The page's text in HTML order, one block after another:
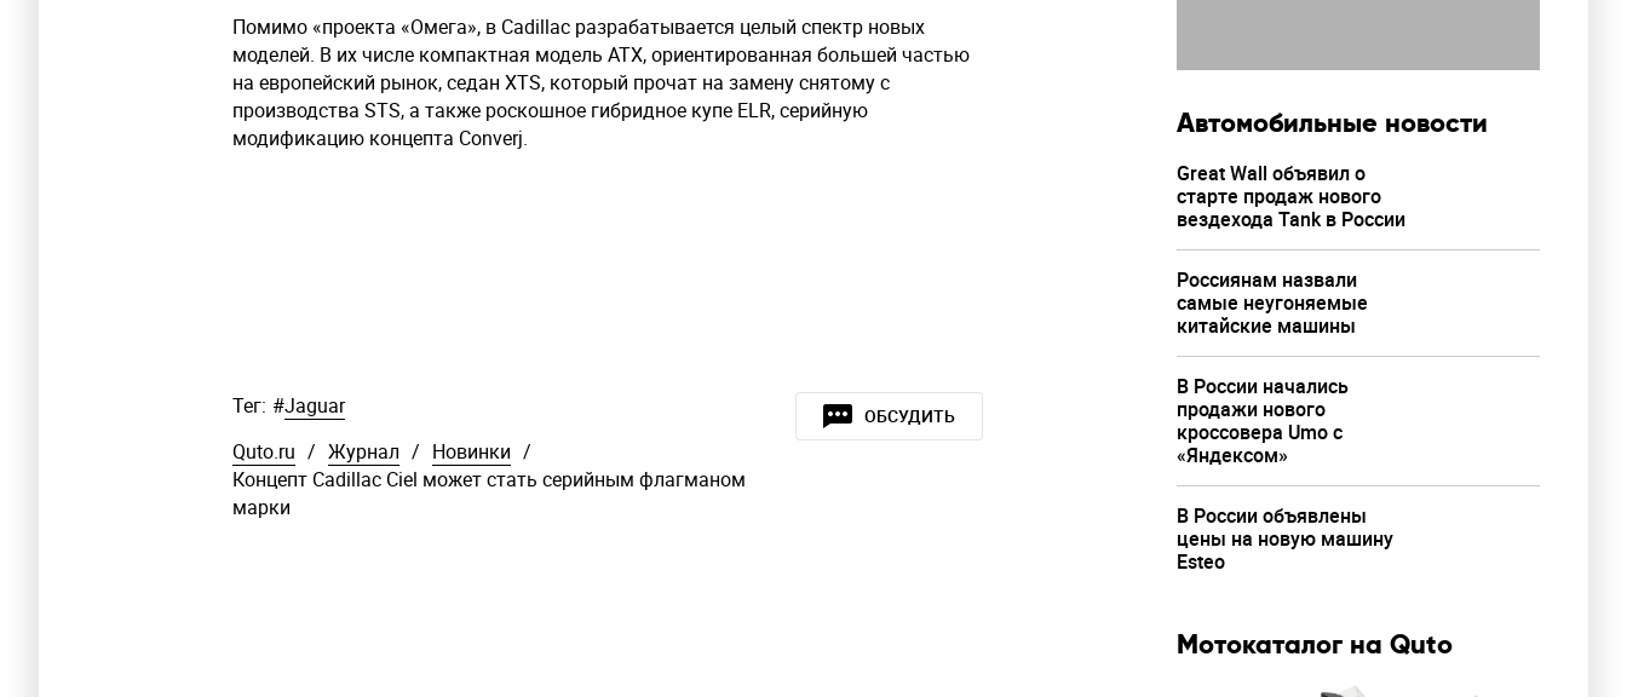
Помимо «проекта «Омега», в Cadillac разрабатывается целый спектр новых
моделей. В их числе компактная модель ATX, ориентированная большей частью
на европейский рынок, седан XTS, который прочат на замену снятому с
производства STS, а также роскошное гибридное купе ELR, серийную
модификацию концепта Converj.
ОБСУДИТЬ
Тег: #Jaguar
Quto.ru / Журнал / Новинки /
Концепт Cadillac Ciel может стать серийным флагманом
марки
Автомобильные новости
Great Wall объявил о
старте продаж нового
вездехода Tank в России
Россиянам назвали
самые неугоняемые
китайские машины
В России начались
продажи нового
кроссовера Umo с
«Яндексом»
В России объявлены
цены на новую машину
Esteo
Мотокаталог на Quto